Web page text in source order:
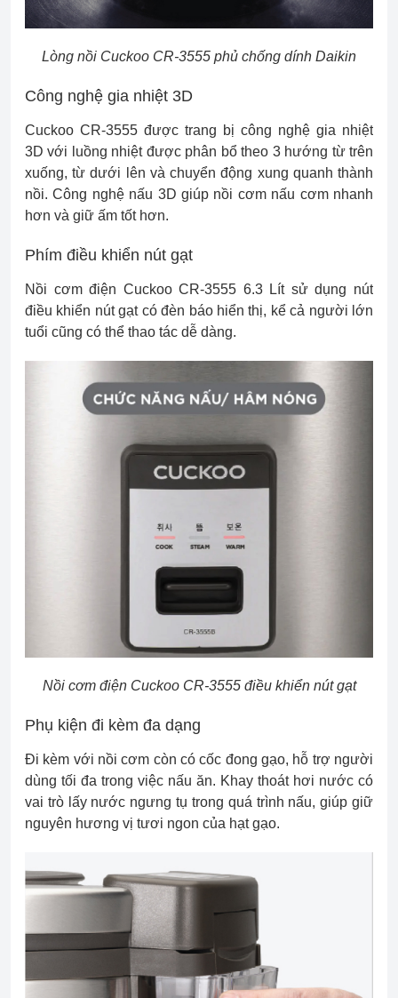
Lòng nồi Cuckoo CR-3555 phủ chống dính Daikin
Công nghệ gia nhiệt 3D
Cuckoo CR-3555 được trang bị công nghệ gia nhiệt
3D với luồng nhiệt được phân bổ theo 3 hướng từ trên
xuống, từ dưới lên và chuyển động xung quanh thành
nồi. Công nghệ nấu 3D giúp nồi cơm nấu cơm nhanh
hơn và giữ ấm tốt hơn.
Phím điều khiển nút gạt
Nồi cơm điện Cuckoo CR-3555 6.3 Lít sử dụng nút
điều khiển nút gạt có đèn báo hiển thị, kể cả người lớn
tuổi cũng có thể thao tác dễ dàng.
Nồi cơm điện Cuckoo CR-3555 điều khiển nút gạt
Phụ kiện đi kèm đa dạng
Đi kèm với nồi cơm còn có cốc đong gạo, hỗ trợ người
dùng tối đa trong việc nấu ăn. Khay thoát hơi nước có
vai trò lấy nước ngưng tụ trong quá trình nấu, giúp giữ
nguyên hương vị tươi ngon của hạt gạo.